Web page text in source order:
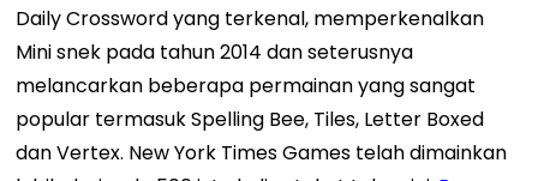
Daily Crossword yang terkenal, memperkenalkan
Mini snek pada tahun 2014 dan seterusnya
melancarkan beberapa permainan yang sangat
popular termasuk Spelling Bee, Tiles, Letter Boxed
dan Vertex. New York Times Games telah dimainkan